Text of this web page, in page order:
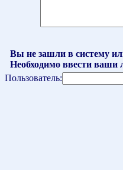
Вы не зашли в систему
Необходимо ввести ваши
Пользователь: